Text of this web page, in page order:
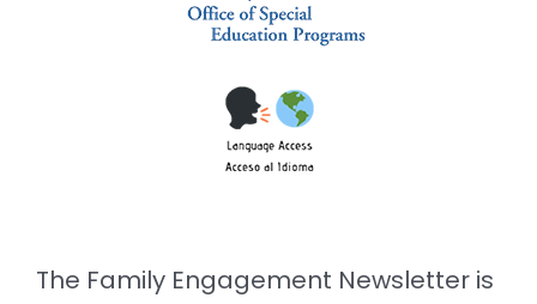
The Family Engagement Newsletter is